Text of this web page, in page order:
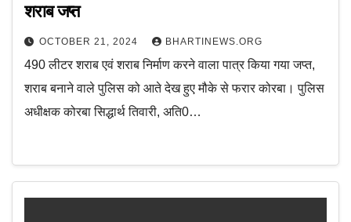
शराब जप्त
OCTOBER 21, 2024 BHARTINEWS.ORG
490 लीटर शराब एवं शराब निर्माण करने वाला पात्र किया गया जप्त,
शराब बनाने वाले पुलिस को आते देख हुए मौके से फरार कोरबा। पुलिस
अधीक्षक कोरबा सिद्धार्थ तिवारी, अति0…